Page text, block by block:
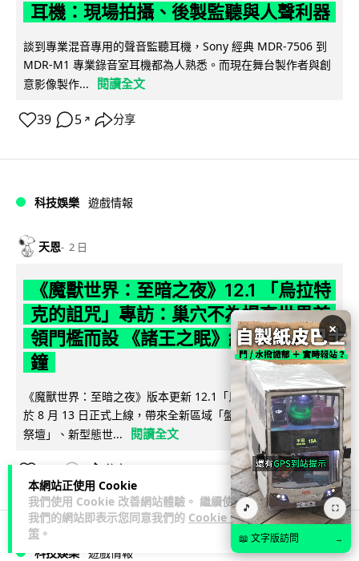
本網站正使用 Cookie
我們使用 Cookie 改善網站體驗。 繼續使用
我們的網站即表示您同意我們的 Cookie 政
策 。
耳機：現場拍攝、後製監聽與人聲利器
談到專業混音專用的聲音監聽耳機，Sony 經典 MDR-7506 到
MDR-M1 專業錄音室耳機都為人熟悉。而現在舞台製作者與創
意影像製作...
閱讀全文
39 5 ↗ 分享
科技娛樂 遊戲情報
天恩 2 日
《魔獸世界：至暗之夜》12.1 「烏拉特
克的詛咒」專訪：巢穴不為提高世界首
領門檻而設 《諸王之眠》縮短約 10 分
鐘
《魔獸世界：至暗之夜》版本更新 12.1「烏拉特克的詛咒」將
於 8 月 13 日正式上線，帶來全新區域「盤蛇島」、地城「毒牙
祭壇」、新型態世...
閱讀全文
分享
科技娛樂 遊戲情報
×
🎵 ⛶
📖 文字版訪問 →